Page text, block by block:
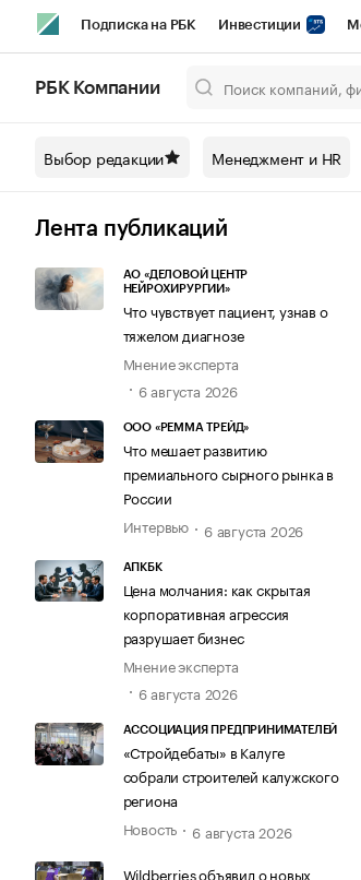
Подписка на РБК Инвестиции
Спецпроекты СПб Конференции СПб
Технологии и медиа
РБК Компании
Выбор редакции Менеджмент и HR
Лента публикаций
АО «ДЕЛОВОЙ ЦЕНТР
НЕЙРОХИРУРГИИ»
Что чувствует пациент, узнав о
тяжелом диагнозе
Мнение эксперта
6 августа 2026
ООО «РЕММА ТРЕЙД»
Что мешает развитию
премиального сырного рынка в
России
Интервью
6 августа 2026
АПКБК
Цена молчания: как скрытая
корпоративная агрессия
разрушает бизнес
Мнение эксперта
6 августа 2026
АССОЦИАЦИЯ ПРЕДПРИНИМАТЕЛЕЙ
«Стройдебаты» в Калуге
собрали строителей калужского
региона
Новость
6 августа 2026
Wildberries объявил о новых